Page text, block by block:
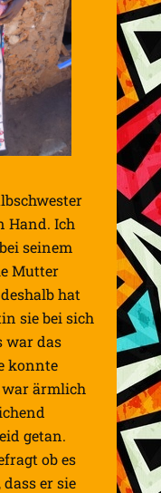
Hand. Ich
seinem
Mutter
hat
sie bei sich
war das
konnte
war ärmlich
getan.
ob es
er sie